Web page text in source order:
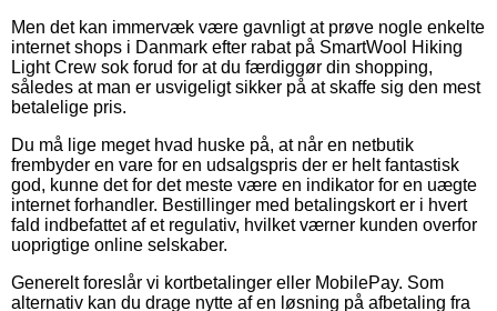
Men det kan immervæk være gavnligt at prøve nogle enkelte
internet shops i Danmark efter rabat på SmartWool Hiking
Light Crew sok forud for at du færdiggør din shopping,
således at man er usvigeligt sikker på at skaffe sig den mest
betalelige pris.
Du må lige meget hvad huske på, at når en netbutik
frembyder en vare for en udsalgspris der er helt fantastisk
god, kunne det for det meste være en indikator for en uægte
internet forhandler. Bestillinger med betalingskort er i hvert
fald indbefattet af et regulativ, hvilket værner kunden overfor
uoprigtige online selskaber.
Generelt foreslår vi kortbetalinger eller MobilePay. Som
alternativ kan du drage nytte af en løsning på afbetaling fra